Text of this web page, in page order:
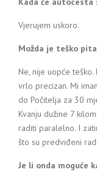
Vjerujem uskoro.
Možda je teško
Ne, nije uopće
vrlo precizan. Mi
do Počitelja za 30
Kvanju dužine 7
raditi paralelno. I
što su predviđeni
Je li onda moguće